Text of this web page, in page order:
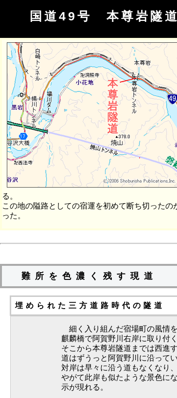
国道49号 本尊岩隧道
る。
この地の隘路としての宿運を初めて断ち切った
った。
難所を色濃く残す現道
埋められた三方道路時代の隧道
細く入り組んだ宿場町の風情
麒麟橋で阿賀野川右岸に取り付く
そこから本尊岩隧道までは西進
道はずうっと阿賀野川に沿って
対岸は早々に沿う道もなくなり
やがて此岸も似たような景色に
示が現れる。